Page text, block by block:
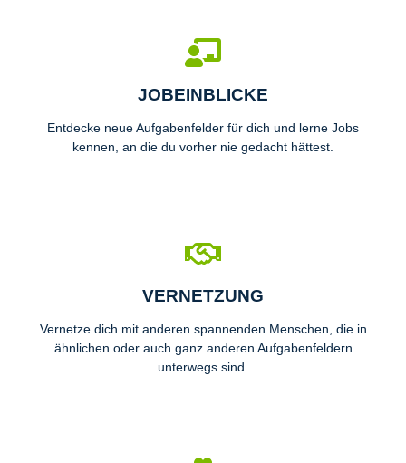
JOBEINBLICKE
Entdecke neue Aufgabenfelder für dich und lerne Jobs
kennen, an die du vorher nie gedacht hättest.
VERNETZUNG
Vernetze dich mit anderen spannenden Menschen, die in
ähnlichen oder auch ganz anderen Aufgabenfeldern
unterwegs sind.